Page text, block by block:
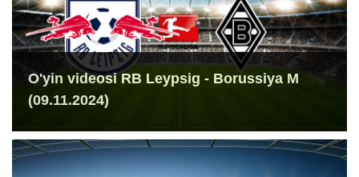
O'yin videosi RB Leypsig - Borussiya M
(09.11.2024)